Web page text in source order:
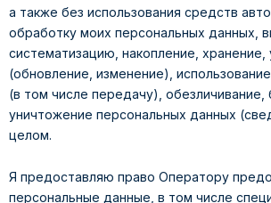
а также без использования средств
обработку моих персональных данных,
систематизацию, накопление, хранение,
(обновление, изменение),
(в том числе передачу), обезличивание,
уничтожение персональных данных
целом.
Я предоставляю право Оператору
персональные данные, в том числе